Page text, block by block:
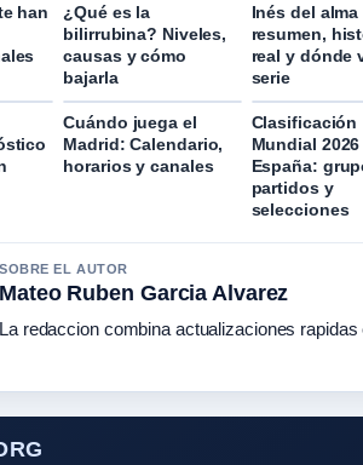
han
¿Qué es la
bilirrubina? Niveles,
causas y cómo
bajarla
Inés del alma
resumen,
real y dónde
serie
Cuándo juega el
Madrid: Calendario,
horarios y canales
Clasificación
Mundial 2026
España:
partidos y
selecciones
SOBRE EL AUTOR
Mateo Ruben Garcia Alvarez
La redaccion combina actualizaciones